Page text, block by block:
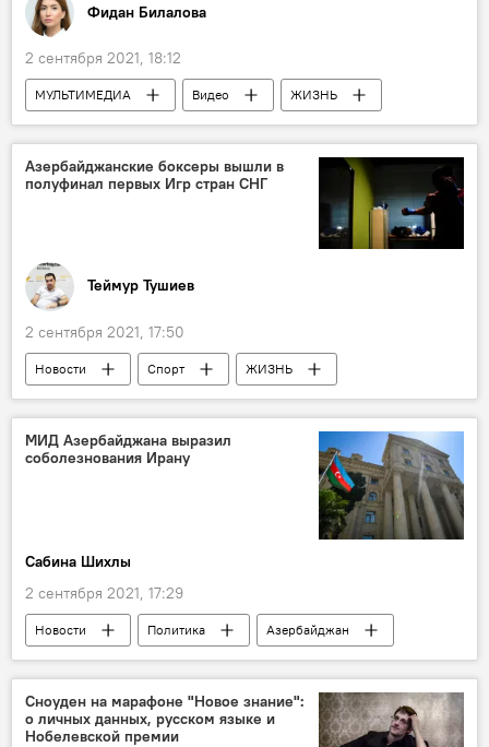
Фидан Билалова
2 сентября 2021, 18:12
МУЛЬТИМЕДИА Видео
ЖИЗНЬ
Новости мира
Азербайджан
Новости
Здоровье
Азербайджанские боксеры вышли в
полуфинал первых Игр стран СНГ
Теймур Тушиев
2 сентября 2021, 17:50
Новости Спорт
ЖИЗНЬ
Азербайджан
Россия
боксеры
Игры стран СНГ
Казань
МИД Азербайджана выразил
соболезнования Ирану
Сабина Шихлы
2 сентября 2021, 17:29
Новости Политика
Азербайджан
Иран
соболезнования
Сноуден на марафоне "Новое знание":
о личных данных, русском языке и
Нобелевской премии